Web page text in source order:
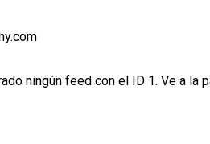
ningún feed con el ID 1. Ve a la